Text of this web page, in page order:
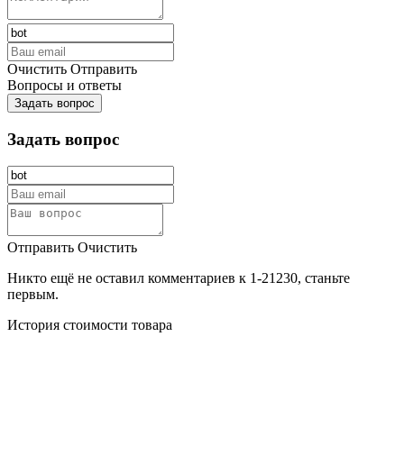
Очистить Отправить
Вопросы и ответы
Задать вопрос
Задать вопрос
Отправить Очистить
Никто ещё не оставил комментариев к 1-21230, станьте
первым.
История стоимости товара